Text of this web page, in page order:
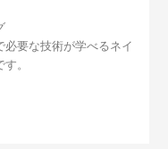
要な技術が学べるネイ
。